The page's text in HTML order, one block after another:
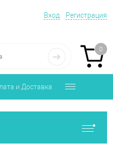
Вход Регистрация
0
и Доставка